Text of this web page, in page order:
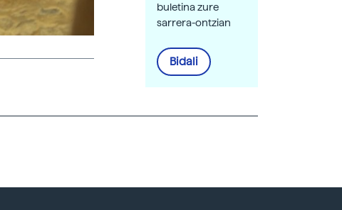
buletina zure
sarrera-ontzian
Bidali